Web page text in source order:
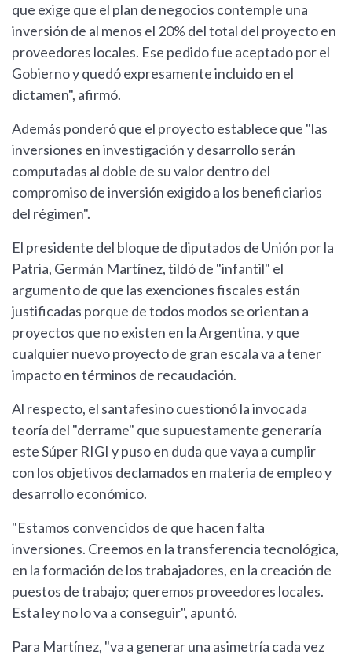
que exige que el plan de negocios contemple una
inversión de al menos el 20% del total del proyecto en
proveedores locales. Ese pedido fue aceptado por el
Gobierno y quedó expresamente incluido en el
dictamen", afirmó.
Además ponderó que el proyecto establece que "las
inversiones en investigación y desarrollo serán
computadas al doble de su valor dentro del
compromiso de inversión exigido a los beneficiarios
del régimen".
El presidente del bloque de diputados de Unión por la
Patria, Germán Martínez, tildó de "infantil" el
argumento de que las exenciones fiscales están
justificadas porque de todos modos se orientan a
proyectos que no existen en la Argentina, y que
cualquier nuevo proyecto de gran escala va a tener
impacto en términos de recaudación.
Al respecto, el santafesino cuestionó la invocada
teoría del "derrame" que supuestamente generaría
este Súper RIGI y puso en duda que vaya a cumplir
con los objetivos declamados en materia de empleo y
desarrollo económico.
"Estamos convencidos de que hacen falta
inversiones. Creemos en la transferencia tecnológica,
en la formación de los trabajadores, en la creación de
puestos de trabajo; queremos proveedores locales.
Esta ley no lo va a conseguir", apuntó.
Para Martínez, "va a generar una asimetría cada vez